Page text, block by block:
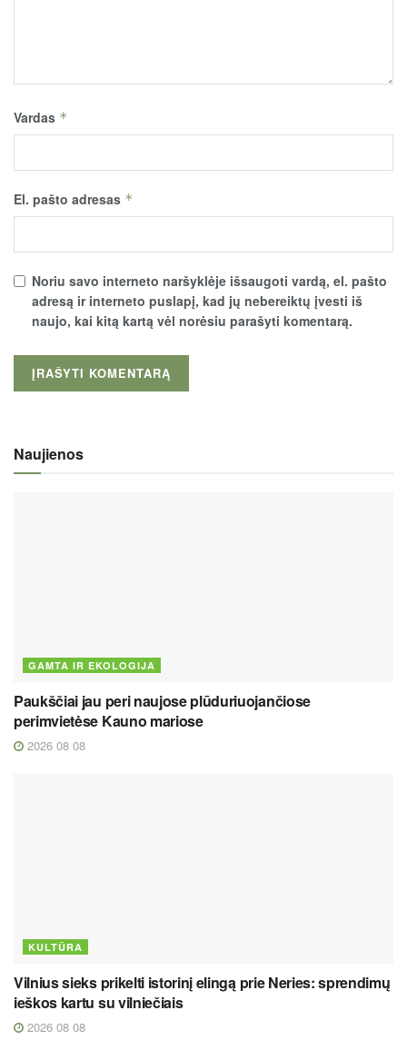
Vardas *
El. pašto adresas *
Noriu savo interneto naršyklėje išsaugoti vardą, el. pašto
adresą ir interneto puslapį, kad jų nebereiktų įvesti iš
naujo, kai kitą kartą vėl norėsiu parašyti komentarą.
Naujienos
GAMTA IR EKOLOGIJA
Paukščiai jau peri naujose plūduriuojančiose
perimvietėse Kauno mariose
2026 08 08
KULTŪRA
Vilnius sieks prikelti istorinį elingą prie Neries: sprendimų
ieškos kartu su vilniečiais
2026 08 08